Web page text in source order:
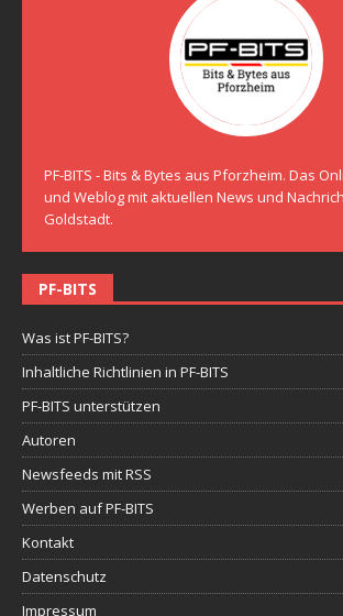
PF-BITS - Bits & Bytes aus Pforzheim. Das
und Weblog mit aktuellen News und
Goldstadt.
PF-BITS
Was ist PF-BITS?
Inhaltliche Richtlinien in PF-BITS
PF-BITS unterstützen
Autoren
Newsfeeds mit RSS
Werben auf PF-BITS
Kontakt
Datenschutz
Impressum